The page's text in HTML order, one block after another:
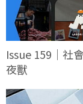
Issue 159｜社
夜獸